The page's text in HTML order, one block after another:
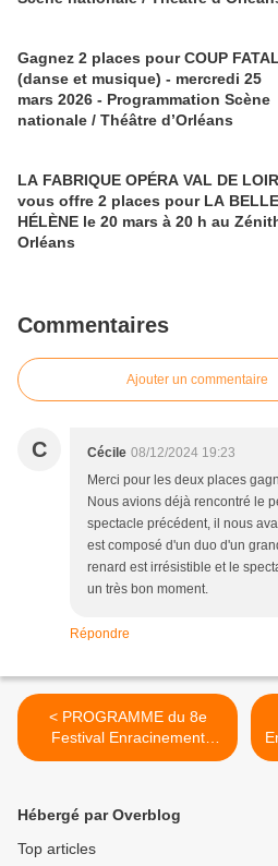
Gagnez 2 places pour COUP FATAL
(danse et musique) - mercredi 25
mars 2026 - Programmation Scène
nationale / Théâtre d’Orléans
LA FABRIQUE OPÉRA VAL DE
vous offre 2 places pour LA BELLE
HÉLÈNE le 20 mars à 20 h au
Orléans
Commentaires
Ajouter un commentaire
C Cécile 08/12/2024 19:23
Merci pour les deux places
Nous avions déjà rencontré le
spectacle précédent, il nous
est composé d'un duo d'un
renard est irrésistible et le
un très bon moment.
Répondre
< PROGRAMME du 8e
Festival Enracinement
Déracinement du 26
Philipe Orléans La Source
Hébergé par Overblog
Top articles